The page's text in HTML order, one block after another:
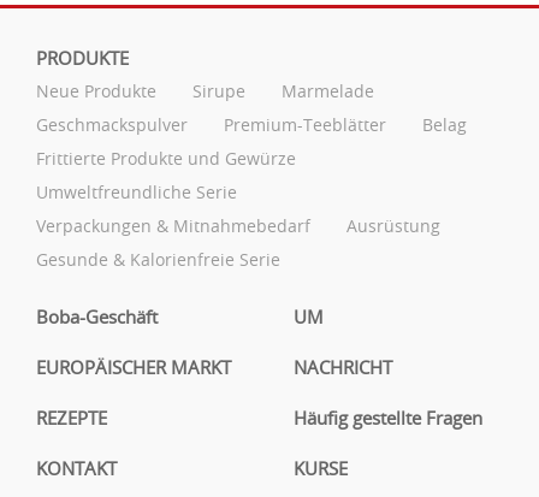
PRODUKTE
Neue Produkte Sirupe
Marmelade
Geschmackspulver
Premium-Teeblätter
Belag
Frittierte Produkte und Gewürze
Umweltfreundliche Serie
Verpackungen & Mitnahmebedarf
Ausrüstung
Gesunde & Kalorienfreie Serie
Boba-Geschäft UM
EUROPÄISCHER MARKT NACHRICHT
REZEPTE Häufig gestellte Fragen
KONTAKT KURSE